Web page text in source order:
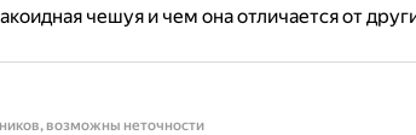
чешуя и чем она отличается от
возможны неточности